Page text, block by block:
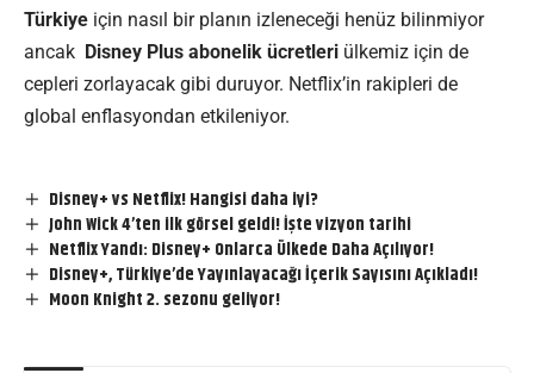
Türkiye için nasıl bir planın izleneceği henüz bilinmiyor
ancak Disney Plus abonelik ücretleri ülkemiz için de
cepleri zorlayacak gibi duruyor. Netflix’in rakipleri de
global enflasyondan etkileniyor.
Disney+ vs Netflix! Hangisi daha iyi?
John Wick 4’ten ilk görsel geldi! İşte vizyon tarihi
Netflix Yandı: Disney+ Onlarca Ülkede Daha Açılıyor!
Disney+, Türkiye’de Yayınlayacağı İçerik Sayısını Açıkladı!
Moon Knight 2. sezonu geliyor!